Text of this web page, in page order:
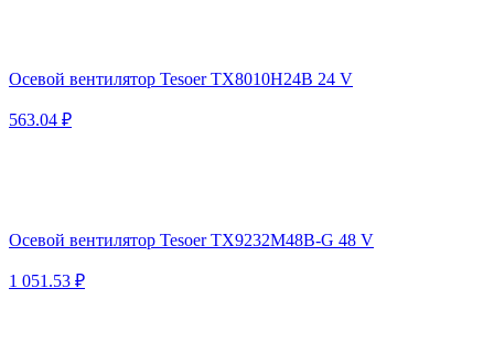
Осевой вентилятор Tesoer TX8010H24B 24 V
563.04 ₽
Осевой вентилятор Tesoer TX9232M48B-G 48 V
1 051.53 ₽